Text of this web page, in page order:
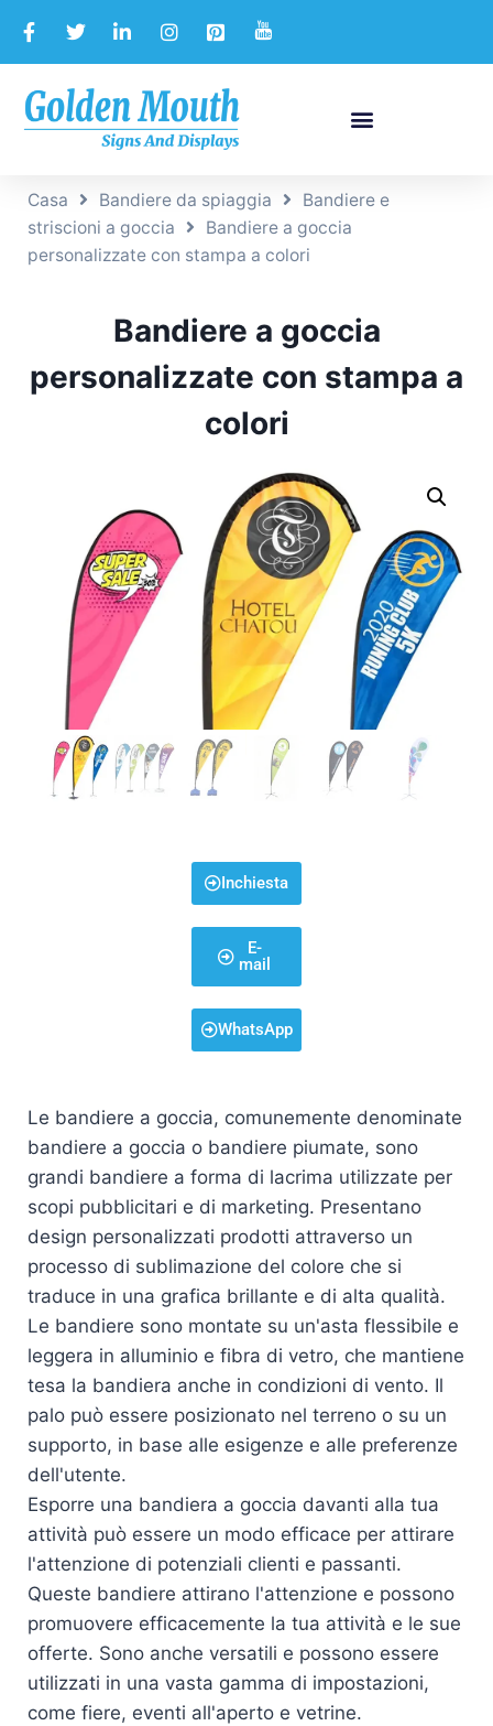
Casa Bandiere da spiaggia
Bandiere e
striscioni a goccia
Bandiere a goccia
personalizzate con stampa a colori
Bandiere a goccia
personalizzate con stampa a
colori
Inchiesta
E-
mail
WhatsApp
Le bandiere a goccia, comunemente denominate
bandiere a goccia o bandiere piumate, sono
grandi bandiere a forma di lacrima utilizzate per
scopi pubblicitari e di marketing. Presentano
design personalizzati prodotti attraverso un
processo di sublimazione del colore che si
traduce in una grafica brillante e di alta qualità.
Le bandiere sono montate su un'asta flessibile e
leggera in alluminio e fibra di vetro, che mantiene
tesa la bandiera anche in condizioni di vento. Il
palo può essere posizionato nel terreno o su un
supporto, in base alle esigenze e alle preferenze
dell'utente.
Esporre una bandiera a goccia davanti alla tua
attività può essere un modo efficace per attirare
l'attenzione di potenziali clienti e passanti.
Queste bandiere attirano l'attenzione e possono
promuovere efficacemente la tua attività e le sue
offerte. Sono anche versatili e possono essere
utilizzati in una vasta gamma di impostazioni,
come fiere, eventi all'aperto e vetrine.